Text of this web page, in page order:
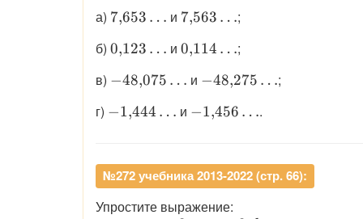
а) \displaystyle
7,653 … и \displaystyle
7,563 …;
б) \displaystyle
0,123 … и\displaystyle
0,114 …;
в) \displaystyle
−48,075 … и \displaystyle
−48,275 …;
г) \displaystyle
−1,444 … и \displaystyle
−1,456 ….
№272 учебника 2013-2022 (стр. 66):
Упростите выражение: